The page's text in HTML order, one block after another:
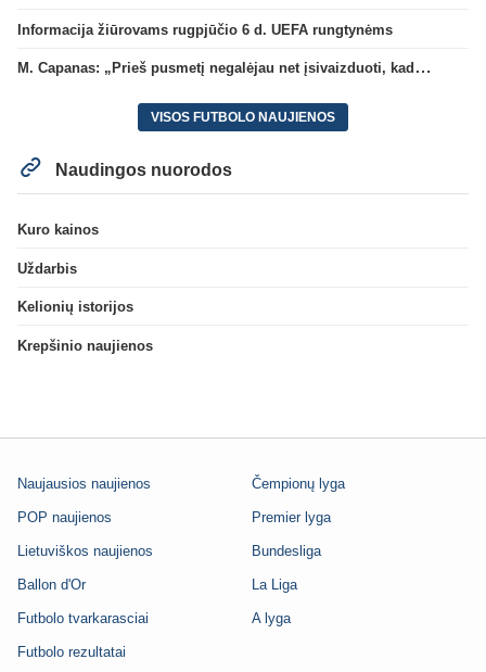
Informacija žiūrovams rugpjūčio 6 d. UEFA rungtynėms
M. Capanas: „Prieš pusmetį negalėjau net įsivaizduoti, kad žaisime prieš „Hajduk“
VISOS FUTBOLO NAUJIENOS
Naudingos nuorodos
Kuro kainos
Uždarbis
Kelionių istorijos
Krepšinio naujienos
Naujausios naujienos
POP naujienos
Lietuviškos naujienos
Ballon d'Or
Futbolo tvarkarasciai
Futbolo rezultatai
Čempionų lyga
Premier lyga
Bundesliga
La Liga
A lyga